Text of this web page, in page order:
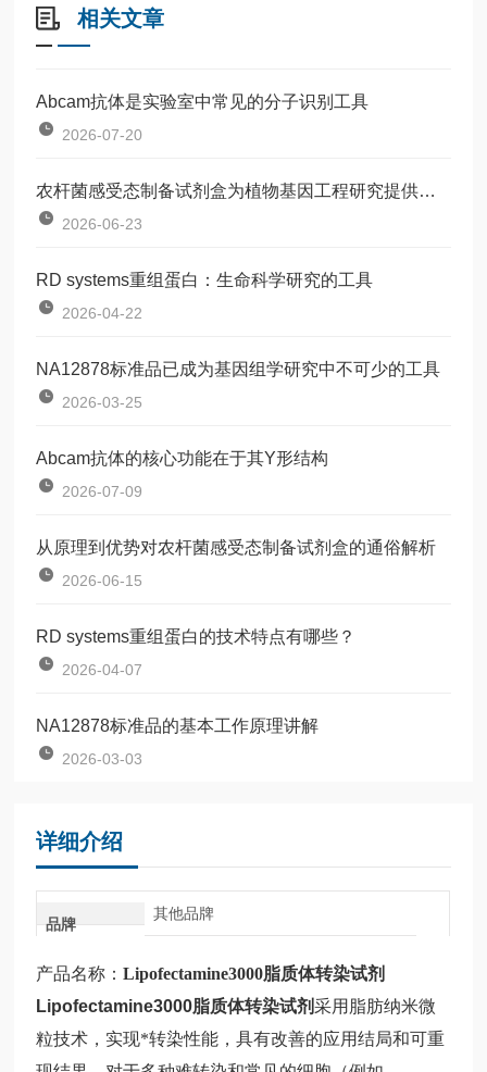
相关文章
Abcam抗体是实验室中常见的分子识别工具
2026-07-20
农杆菌感受态制备试剂盒为植物基因工程研究提供了一种标准化工具
2026-06-23
RD systems重组蛋白：生命科学研究的工具
2026-04-22
NA12878标准品已成为基因组学研究中不可少的工具
2026-03-25
Abcam抗体的核心功能在于其Y形结构
2026-07-09
从原理到优势对农杆菌感受态制备试剂盒的通俗解析
2026-06-15
RD systems重组蛋白的技术特点有哪些？
2026-04-07
NA12878标准品的基本工作原理讲解
2026-03-03
详细介绍
品牌
其他品牌
产品名称：Lipofectamine3000脂质体转染试剂
Lipofectamine3000脂质体转染试剂采用脂肪纳米微
粒技术，实现*转染性能，具有改善的应用结局和可重